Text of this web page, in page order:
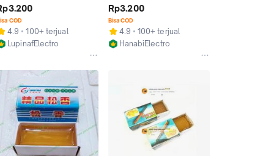
FLUX PADAT
COD
4.9
100+ terjual
LupinafElectro
Solder / Flux Padat
Rp3.200
Bisa COD
4.9
100+ terjual
HanabiElectro